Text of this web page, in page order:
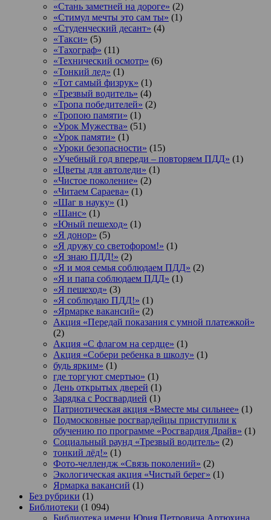
«Стань заметней на дороге» (2)
«Стимул мечты это сам ты» (1)
«Студенческий десант» (4)
«Такси» (5)
«Тахограф» (11)
«Технический осмотр» (6)
«Тонкий лед» (1)
«Тот самый физрук» (1)
«Трезвый водитель» (4)
«Тропа победителей» (2)
«Тропою памяти» (1)
«Урок Мужества» (51)
«Урок памяти» (1)
«Уроки безопасности» (15)
«Учебный год впереди – повторяем ПДД» (1)
«Цветы для автоледи» (1)
«Чистое поколение» (2)
«Читаем Сараева» (1)
«Шаг в науку» (1)
«Шанс» (1)
«Юный пешеход» (1)
«Я донор» (5)
«Я дружу со светофором!» (1)
«Я знаю ПДД!» (2)
«Я и моя семья соблюдаем ПДД» (2)
«Я и папа соблюдаем ПДД» (1)
«Я пешеход» (3)
«Я соблюдаю ПДД!» (1)
«Ярмарке вакансий» (2)
Акция «Передай показания с умной платежкой»
(2)
Акция «С флагом на сердце» (1)
Акция «Собери ребенка в школу» (1)
будь ярким» (1)
где торгуют смертью» (1)
День открытых дверей (1)
Зарядка с Росгвардией (1)
Патриотическая акция «Вместе мы сильнее» (1)
Подмосковные росгвардейцы приступили к
обучению по программе «Росгвардия Драйв» (1)
Социальный раунд «Трезвый водитель» (2)
тонкий лёд!» (1)
Фото-челлендж «Связь поколений» (2)
Экологическая акция «Чистый берег» (1)
Ярмарка вакансий (1)
Без рубрики (1)
Библиотеки (1 094)
Библиотека имени Юрия Петровича Артюхина